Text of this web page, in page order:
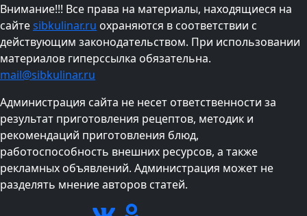
Внимание!!! Все права на материалы, находящиеся на
сайтеsibkulinar.ru охраняются в соответствии с
действующим законодательством. При использовании
материалов гиперссылка обязательна.
mail@sibkulinar.ru
Администрация сайта не несет ответственности за
результат приготовления рецептов, методик и
рекомендаций приготовления блюд,
работоспособность внешних ресурсов, а также
рекламных объявлений. Администрация может не
разделять мнение авторов статей.